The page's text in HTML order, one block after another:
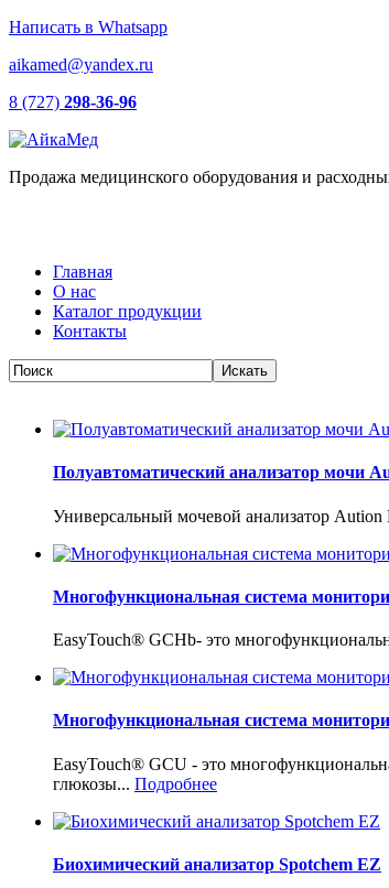
Написать в Whatsapp
aikamed@yandex.ru
8 (727) 298-36-96
Продажа медицинского оборудования и
Главная
О нас
Каталог продукции
Контакты
Полуавтоматический анализатор мочи
Универсальный мочевой анализатор
Многофункциональная система
EasyTouch® GCHb- это
Многофункциональная система
EasyTouch® GCU - это
глюкозы... Подробнее
Биохимический анализатор Spotchem EZ